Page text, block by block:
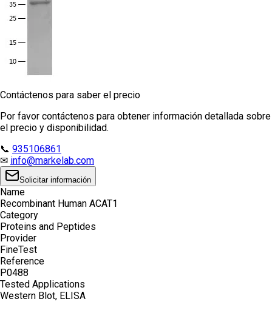
Contáctenos para saber el precio
Por favor contáctenos para obtener información detallada sobre
el precio y disponibilidad.
📞 935106861
✉ info@markelab.com
Solicitar información
Name
Recombinant Human ACAT1
Category
Proteins and Peptides
Provider
FineTest
Reference
P0488
Tested Applications
Western Blot, ELISA